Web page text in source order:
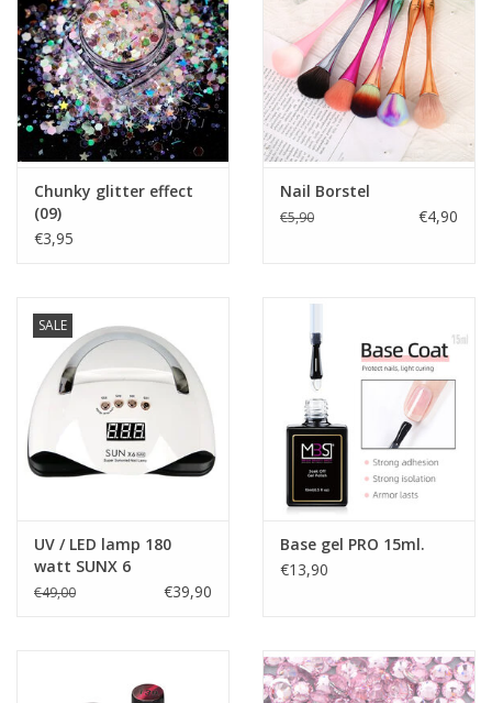
Chunky glitter effect
(09)
€3,95
Nail Borstel
€5,90 €4,90
SALE
UV / LED lamp 180
watt SUNX 6
€49,00 €39,90
Base gel PRO 15ml.
€13,90